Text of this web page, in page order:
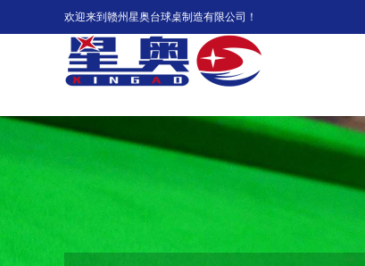
欢迎来到赣州星奥台球桌制造有限公司！